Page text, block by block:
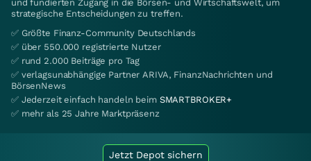
und fundierten Zugang in die Börsen- und Wirtschaftswelt, um
strategische Entscheidungen zu treffen.
✅ Größte Finanz-Community Deutschlands
✅ über 550.000 registrierte Nutzer
✅ rund 2.000 Beiträge pro Tag
✅ verlagsunabhängige Partner ARIVA, FinanzNachrichten und
BörsenNews
✅ Jederzeit einfach handeln beim SMARTBROKER+
✅ mehr als 25 Jahre Marktpräsenz
Jetzt Depot sichern